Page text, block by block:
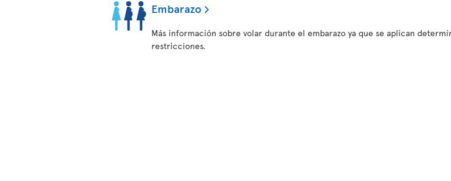
Embarazo
Más información sobre volar durante el embarazo ya que se aplican
restricciones.